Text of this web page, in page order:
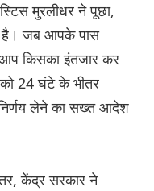
मुरलीधर ने पूछा,
है। जब आपके पास
किसका इंतजार कर
24 घंटे के भीतर
लेने का सख्त आदेश
केंद्र सरकार ने